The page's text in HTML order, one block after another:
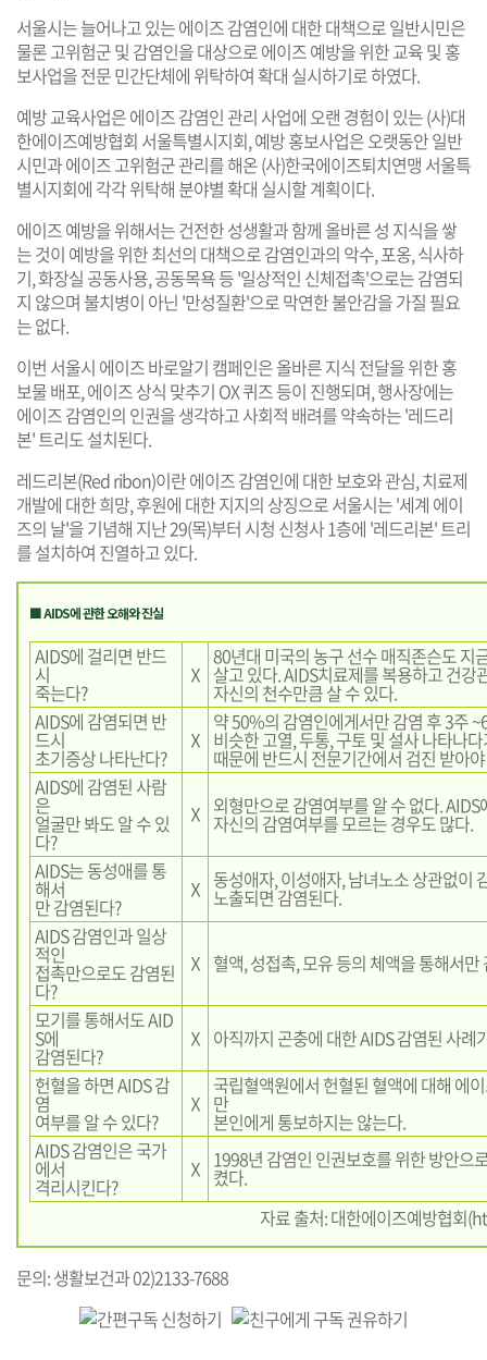
서울시는 늘어나고 있는 에이즈 감염인에 대한 대책으로 일반시민은
물론 고위험군 및 감염인을 대상으로 에이즈 예방을 위한 교육 및 홍
보사업을 전문 민간단체에 위탁하여 확대 실시하기로 하였다.
예방 교육사업은 에이즈 감염인 관리 사업에 오랜 경험이 있는 (사)대
한에이즈예방협회 서울특별시지회, 예방 홍보사업은 오랫동안 일반
시민과 에이즈 고위험군 관리를 해온 (사)한국에이즈퇴치연맹 서울특
별시지회에 각각 위탁해 분야별 확대 실시할 계획이다.
에이즈 예방을 위해서는 건전한 성생활과 함께 올바른 성 지식을 쌓
는 것이 예방을 위한 최선의 대책으로 감염인과의 악수, 포옹, 식사하
기, 화장실 공동사용, 공동목욕 등 '일상적인 신체접촉'으로는 감염되
지 않으며 불치병이 아닌 '만성질환'으로 막연한 불안감을 가질 필요
는 없다.
이번 서울시 에이즈 바로알기 캠페인은 올바른 지식 전달을 위한 홍
보물 배포, 에이즈 상식 맞추기 OX 퀴즈 등이 진행되며, 행사장에는
에이즈 감염인의 인권을 생각하고 사회적 배려를 약속하는 '레드리
본' 트리도 설치된다.
레드리본(Red ribon)이란 에이즈 감염인에 대한 보호와 관심, 치료제
개발에 대한 희망, 후원에 대한 지지의 상징으로 서울시는 '세계 에이
즈의 날'을 기념해 지난 29(목)부터 시청 신청사 1층에 '레드리본' 트리
를 설치하여 진열하고 있다.
■ AIDS에 관한 오해와 진실
AIDS에 걸리면 반드
시
죽는다?
Ⅹ
80년대 미국의 농구 선수 매직존슨도 지
살고 있다. AIDS치료제를 복용하고 건강
자신의 천수만큼 살 수 있다.
AIDS에 감염되면 반
드시
초기증상 나타난다?
Ⅹ
약 50%의 감염인에게서만 감염 후 3주
비슷한 고열, 두통, 구토 및 설사 나타나
때문에 반드시 전문기간에서 검진 받아
AIDS에 감염된 사람
은
얼굴만 봐도 알 수 있
다?
Ⅹ 외형만으로 감염여부를 알 수 없다.
자신의 감염여부를 모르는 경우도 많다.
AIDS는 동성애를 통
해서
만 감염된다?
Ⅹ 동성애자, 이성애자, 남녀노소 상관없이
노출되면 감염된다.
AIDS 감염인과 일상
적인
접촉만으로도 감염된
다?
Ⅹ 혈액, 성접촉, 모유 등의 체액을 통해서만
모기를 통해서도 AID
S에
감염된다?
Ⅹ 아직까지 곤충에 대한 AIDS 감염된 사례
헌혈을 하면 AIDS 감
염
여부를 알 수 있다?
Ⅹ
국립혈액원에서 헌혈된 혈액에 대해 에
만
본인에게 통보하지는 않는다.
AIDS 감염인은 국가
에서
격리시킨다?
Ⅹ 1998년 감염인 인권보호를 위한 방안으
켰다.
자료 출처: 대한에이즈예방협회(
문의: 생활보건과 02)2133-7688